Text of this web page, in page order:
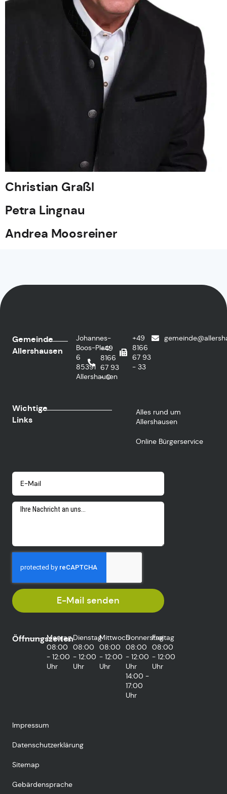
Christian Graßl
Petra Lingnau
Andrea Moosreiner
Gemeinde
Allershausen
Johannes-
Boos-Platz
6
85391
Allershausen
+49
8166
67 93
- 0
+49
8166
67 93
- 33
Wichtige
Links
Alles rund um
Allershausen
Online Bürgerservice
E-Mail senden
Öffnungszeiten
Montag
08:00
- 12:00
Uhr
Dienstag
08:00
- 12:00
Uhr
Mittwoch
08:00
- 12:00
Uhr
Donnerstag
08:00
- 12:00
Uhr
14:00 -
17:00
Uhr
Freitag
08:00
- 12:00
Uhr
Impressum
Datenschutzerklärung
Sitemap
Gebärdensprache